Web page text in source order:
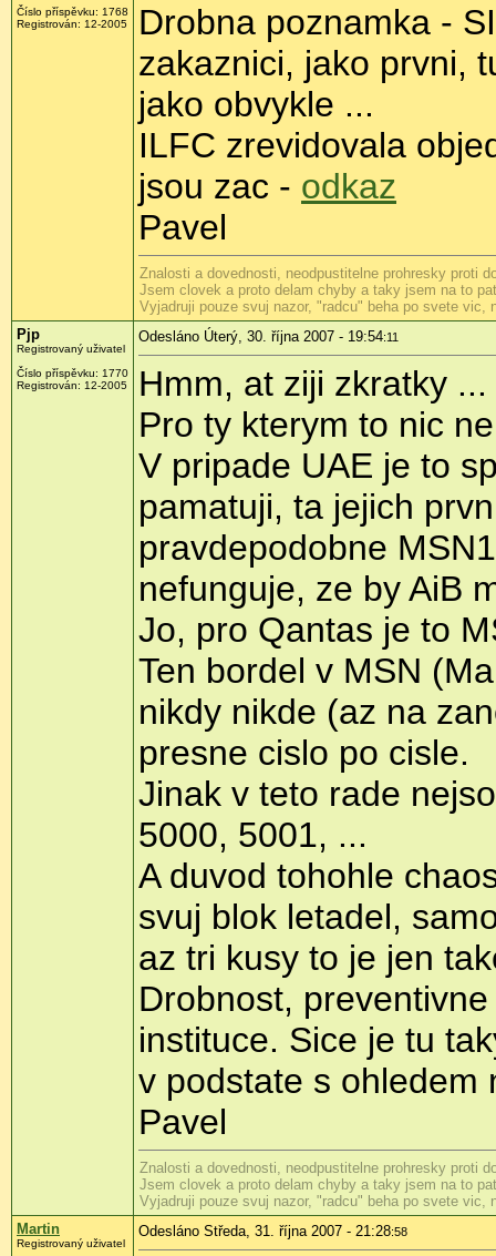
Číslo příspěvku: 1768
Registrován: 12-2005
Drobna poznamka -
zakaznici, jako prvni,
jako obvykle ...
ILFC zrevidovala
jsou zac - odkaz
Pavel
Znalosti a dovednosti, neodpustitelne prohresky proti
Jsem clovek a proto delam chyby a taky jsem na to
Vyjadruji pouze svuj nazor, "radcu" beha po svete vic,
Pjp
Registrovaný uživatel
Číslo příspěvku: 1770
Registrován: 12-2005
Odesláno Úterý, 30. října 2007 - 19:54:11
Hmm, at ziji zkratky ...
Pro ty kterym to nic
V pripade UAE je to
pamatuji, ta jejich
pravdepodobne
nefunguje, ze by AiB
Jo, pro Qantas je to
Ten bordel v MSN
nikdy nikde (az na
presne cislo po cisle.
Jinak v teto rade
5000, 5001, ...
A duvod tohohle
svuj blok letadel,
az tri kusy to je jen
Drobnost,
instituce. Sice je tu
v podstate s ohledem
Pavel
Znalosti a dovednosti, neodpustitelne prohresky proti
Jsem clovek a proto delam chyby a taky jsem na to
Vyjadruji pouze svuj nazor, "radcu" beha po svete vic,
Martin
Registrovaný uživatel
Odesláno Středa, 31. října 2007 - 21:28:58